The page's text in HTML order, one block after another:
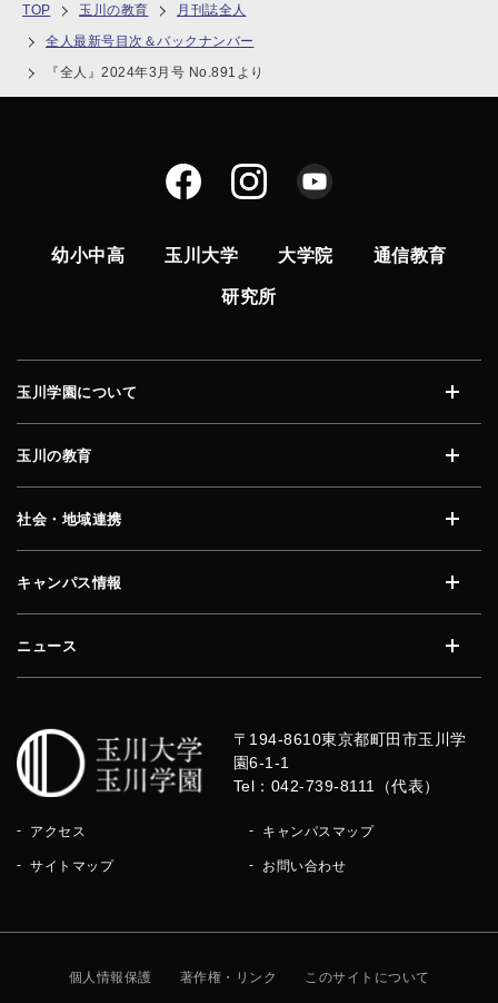
TOP 玉川の教育
月刊誌全人
全人最新号目次＆バックナンバー
『全人』2024年3月号 No.891より
幼小中高 玉川大学 大学院 通信教育
研究所
玉川学園について
玉川の教育
社会・地域連携
キャンパス情報
ニュース
〒194-8610東京都町田市玉川学
園6-1-1
Tel：042-739-8111（代表）
アクセス キャンパスマップ
サイトマップ お問い合わせ
個人情報保護 著作権・リンク このサイトについて